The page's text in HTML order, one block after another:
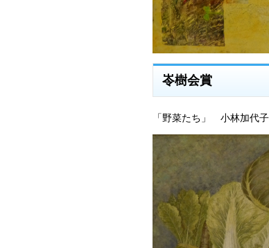
岺樹会賞
「野菜たち」 小林加代